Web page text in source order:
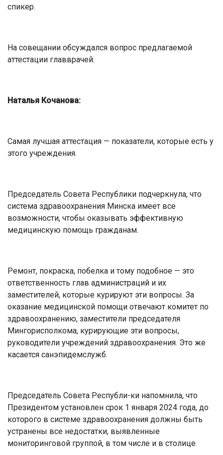
спикер.
На совещании обсуждался вопрос предлагаемой
аттестации главврачей.
Наталья Кочанова:
Самая лучшая аттестация — показатели, которые есть у
этого учреждения.
Председатель Совета Республики подчеркнула, что
система здравоохранения Минска имеет все
возможности, чтобы оказывать эффективную
медицинскую помощь гражданам.
Ремонт, покраска, побелка и тому подобное — это
ответственность глав администраций и их
заместителей, которые курируют эти вопросы. За
оказание медицинской помощи отвечают комитет по
здравоохранению, заместители председателя
Мингорисполкома, курирующие эти вопросы,
руководители учреждений здравоохранения. Это же
касается санэпидемслужб.
Председатель Совета Республи-ки напомнила, что
Президентом установлен срок 1 января 2024 года, до
которого в системе здравоохранения должны быть
устранены все недостатки, выявленные
мониторинговой группой, в том числе и в столице.